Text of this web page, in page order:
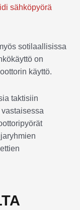
sähköpyörä
sotilaallisissa
on
käyttö.
taktisiin